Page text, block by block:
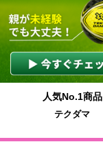
人気No.1商品
テクダマ